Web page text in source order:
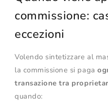
commissione:
eccezioni
Volendo sintetizzare al
la commissione si paga
transazione tra
quando: